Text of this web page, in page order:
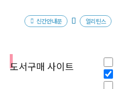
신간안내문 얼리틴스
도서구매 사이트